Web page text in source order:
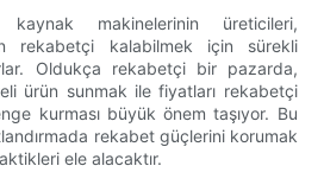
makinelerinin üreticileri,
rekabetçi kalabilmek için sürekli
Oldukça rekabetçi bir pazarda,
ürün sunmak ile fiyatları rekabetçi
kurması büyük önem taşıyor. Bu
rekabet güçlerini korumak
ele alacaktır.